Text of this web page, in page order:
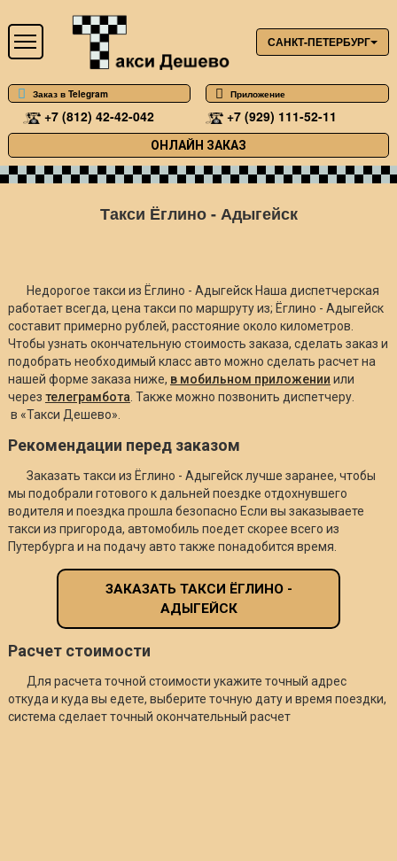
САНКТ-ПЕТЕРБУРГ
Заказ в Telegram Приложение
+7 (812) 42-42-042 +7 (929) 111-52-11
ОНЛАЙН ЗАКАЗ
Такси Ёглино - Адыгейск
Недорогое такси из Ёглино - Адыгейск Наша диспетчерская
работает всегда, цена такси по маршруту из; Ёглино - Адыгейск
составит примерно рублей, расстояние около километров.
Чтобы узнать окончательную стоимость заказа, сделать заказ и
подобрать необходимый класс авто можно сделать расчет на
нашей форме заказа ниже, в мобильном приложении или
через телеграмбота . Также можно позвонить диспетчеру.
в «Такси Дешево».
Рекомендации перед заказом
Заказать такси из Ёглино - Адыгейск лучше заранее, чтобы
мы подобрали готового к дальней поездке отдохнувшего
водителя и поездка прошла безопасно Если вы заказываете
такси из пригорода, автомобиль поедет скорее всего из
Путербурга и на подачу авто также понадобится время.
ЗАКАЗАТЬ ТАКСИ ЁГЛИНО -
АДЫГЕЙСК
Расчет стоимости
Для расчета точной стоимости укажите точный адрес
откуда и куда вы едете, выберите точную дату и время поездки,
система сделает точный окончательный расчет